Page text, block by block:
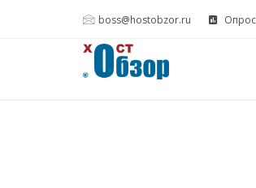
boss@hostobzor.ru